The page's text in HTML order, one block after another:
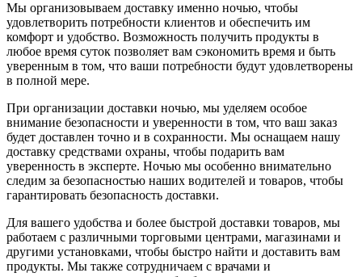
Мы организовываем доставку именно ночью, чтобы
удовлетворить потребности клиентов и обеспечить им
комфорт и удобство. Возможность получить продукты в
любое время суток позволяет вам сэкономить время и быть
уверенным в том, что ваши потребности будут удовлетворены
в полной мере.
При организации доставки ночью, мы уделяем особое
внимание безопасности и уверенности в том, что ваш заказ
будет доставлен точно и в сохранности. Мы оснащаем нашу
доставку средствами охраны, чтобы подарить вам
уверенность в эксперте. Ночью мы особенно внимательно
следим за безопасностью наших водителей и товаров, чтобы
гарантировать безопасность доставки.
Для вашего удобства и более быстрой доставки товаров, мы
работаем с различными торговыми центрами, магазинами и
другими установками, чтобы быстро найти и доставить вам
продукты. Мы также сотрудничаем с врачами и